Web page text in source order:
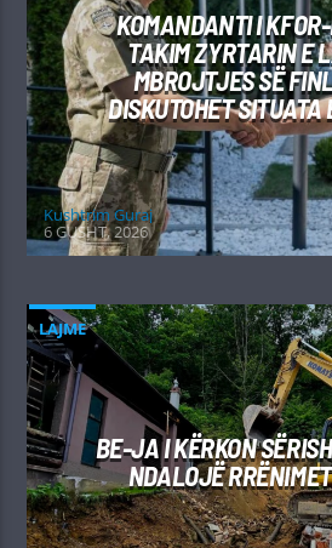
KOMANDANTI I
TAKIM ZYRTARIN E
MBROJTJES SË
DISKUTOHET SITUATA
Kushtrim Guraj
6 GUSHT, 2026
LAJME
BE-JA I KËRKON
NDALOJË